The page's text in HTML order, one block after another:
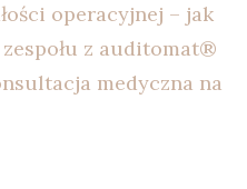
operacyjnej – jak
z auditomat®
medyczna na